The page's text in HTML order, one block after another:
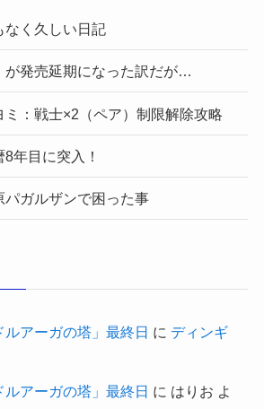
なく久しい日記
が発売延期になった訳だが…
ミ：戦士×2（ペア）制限解除攻略
8年目に突入！
パガルザンで困った事
ルアーガの塔」最終日 に ディンギ
ルアーガの塔」最終日 に はりお よ